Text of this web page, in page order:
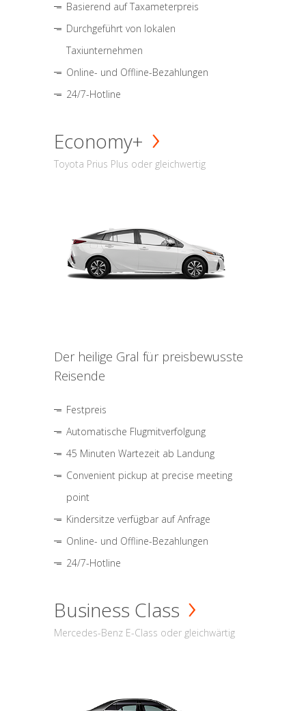
Basierend auf Taxameterpreis
Durchgeführt von lokalen
Taxiunternehmen
Online- und Offline-Bezahlungen
24/7-Hotline
Economy+
Toyota Prius Plus oder gleichwertig
Der heilige Gral für preisbewusste
Reisende
Festpreis
Automatische Flugmitverfolgung
45 Minuten Wartezeit ab Landung
Convenient pickup at precise meeting
point
Kindersitze verfügbar auf Anfrage
Online- und Offline-Bezahlungen
24/7-Hotline
Business Class
Mercedes-Benz E-Class oder gleichwärtig